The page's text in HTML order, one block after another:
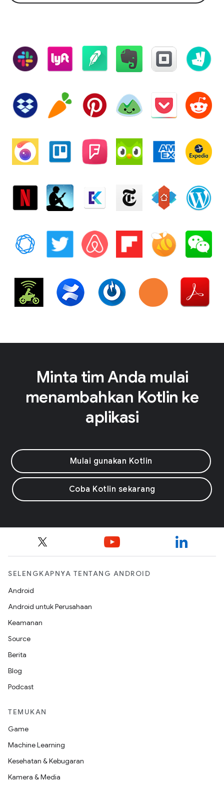
Minta tim Anda mulai
menambahkan Kotlin ke
aplikasi
Mulai gunakan Kotlin
Coba Kotlin sekarang
SELENGKAPNYA TENTANG ANDROID
Android
Android untuk Perusahaan
Keamanan
Source
Berita
Blog
Podcast
TEMUKAN
Game
Machine Learning
Kesehatan & Kebugaran
Kamera & Media